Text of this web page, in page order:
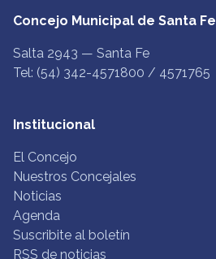
Concejo Municipal de Santa Fe
Salta 2943 — Santa Fe
Tel: (54) 342-4571800 / 4571765
Institucional
El Concejo
Nuestros Concejales
Noticias
Agenda
Suscribite al boletín
RSS de noticias